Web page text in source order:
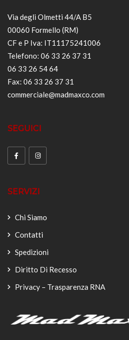
Via degli Olmetti 44/A B5
00060 Formello (RM)
CF e P Iva: IT11175241006
Telefono: 06 33 26 37 31
06 33 26 54 64
Fax: 06 33 26 37 31
commerciale@madmaxco.com
SEGUICI
SERVIZI
Chi Siamo
Contatti
Spedizioni
Diritto Di Recesso
Privacy – Trasparenza RNA